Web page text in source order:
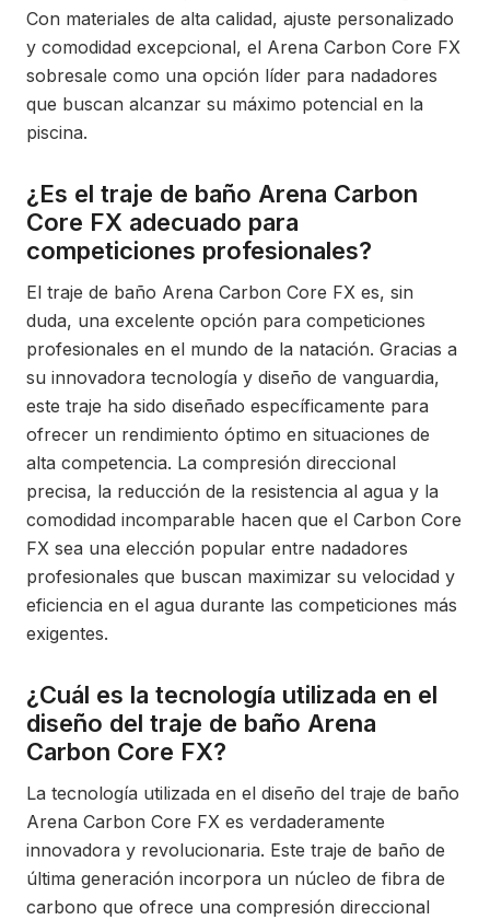
Con materiales de alta calidad, ajuste personalizado
y comodidad excepcional, el Arena Carbon Core FX
sobresale como una opción líder para nadadores
que buscan alcanzar su máximo potencial en la
piscina.
¿Es el traje de baño Arena Carbon
Core FX adecuado para
competiciones profesionales?
El traje de baño Arena Carbon Core FX es, sin
duda, una excelente opción para competiciones
profesionales en el mundo de la natación. Gracias a
su innovadora tecnología y diseño de vanguardia,
este traje ha sido diseñado específicamente para
ofrecer un rendimiento óptimo en situaciones de
alta competencia. La compresión direccional
precisa, la reducción de la resistencia al agua y la
comodidad incomparable hacen que el Carbon Core
FX sea una elección popular entre nadadores
profesionales que buscan maximizar su velocidad y
eficiencia en el agua durante las competiciones más
exigentes.
¿Cuál es la tecnología utilizada en el
diseño del traje de baño Arena
Carbon Core FX?
La tecnología utilizada en el diseño del traje de baño
Arena Carbon Core FX es verdaderamente
innovadora y revolucionaria. Este traje de baño de
última generación incorpora un núcleo de fibra de
carbono que ofrece una compresión direccional